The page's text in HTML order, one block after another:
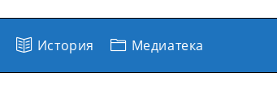
История Медиатека